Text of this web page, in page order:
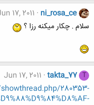
ni_rosa_ce
17, 2011
سلام . چکار میکنه رزا ؟
T
takta_77
Jun 17, 2011
280353-